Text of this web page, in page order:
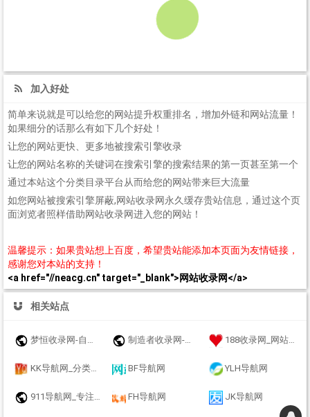
加入好处
简单来说就是可以给您的网站提升权重排名，增加外链和网站流量！
如果细分的话那么有如下几个好处！
让您的网站更快、更多地被搜索引擎收录
让您的网站名称的关键词在搜索引擎的搜索结果的第一页甚至第一个
通过本站这个分类目录平台从而给您的网站带来巨大流量
如您网站被搜索引擎屏蔽,网站收录网永久缓存贵站信息，通过这个页
面浏览者照样借助网站收录网进入您的网站！
温馨提示：如果贵站想上百度，希望贵站能添加本页面为友情链接，
感谢您对本站的支持！
<a href="//neacg.cn" target="_blank">网站收录网</a>
相关站点
梦恒收录网-自动链接-友情链接网 制造者收录网-收录优秀网址-自动秒收录 188收录网_网站收录-友情链接交换-网址收录-自动秒收录
KK导航网_分类目录_收录精选的导航网站 BF导航网 YLH导航网
911导航网_专注网址收录研究 FH导航网 JK导航网